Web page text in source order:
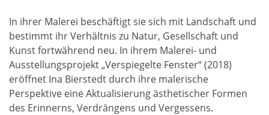
In ihrer Malerei beschäftigt sie sich mit Landschaft und
bestimmt ihr Verhältnis zu Natur, Gesellschaft und
Kunst fortwährend neu. In ihrem Malerei- und
Ausstellungsprojekt „Verspiegelte Fenster“ (2018)
eröffnet Ina Bierstedt durch ihre malerische
Perspektive eine Aktualisierung ästhetischer Formen
des Erinnerns, Verdrängens und Vergessens.